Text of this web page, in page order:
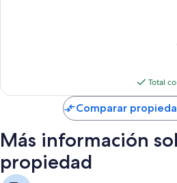
Total
Comparar
Más información
propiedad